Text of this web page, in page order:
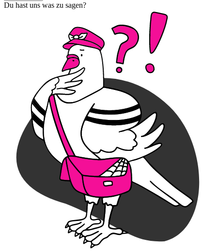
Du hast uns was zu sagen?